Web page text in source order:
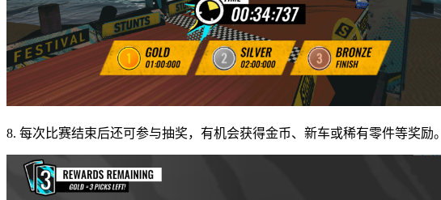
8. 每次比赛结束后还可参与抽奖，有机会获得金币、新车或稀有零件等奖励。